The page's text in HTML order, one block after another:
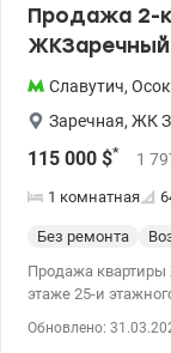
Продажа 2-
Славутич,
Заречная, ЖК
115 000 $* 1
1 комнатная
Без ремонта
Продажа
этаже 25-и
Обновлено: